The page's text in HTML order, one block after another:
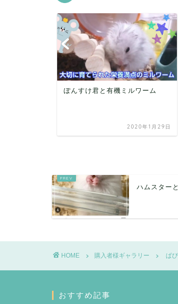
ぽんすけ君と有機ミルワーム
2020年1月29日
ハムスター
HOME 購入者様ギャラリー ぱ
おすすめ記事